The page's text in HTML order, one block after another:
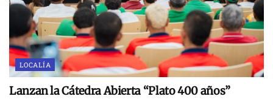
LOCALÍA
Lanzan la Cátedra Abierta “Plato 400 años”